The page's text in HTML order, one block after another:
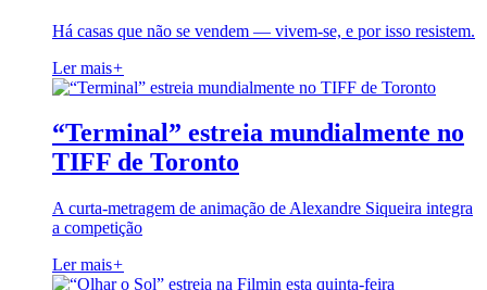
Há casas que não se vendem — vivem-se, e por isso resistem.
Ler mais+
“Terminal” estreia mundialmente no
TIFF de Toronto
A curta-metragem de animação de Alexandre Siqueira integra
a competição
Ler mais+